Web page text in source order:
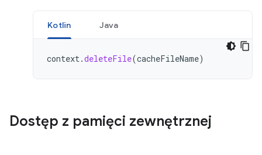
Kotlin Java
context.deleteFile(cacheFileName)
Dostęp z pamięci zewnętrznej